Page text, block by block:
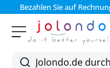
Bezahlen Sie auf Rechnung